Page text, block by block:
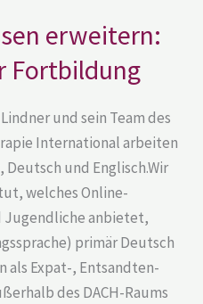
erweitern:
Fortbildung
und sein Team des
International arbeiten
und Englisch.Wir
welches Online-
Jugendliche anbietet,
primär Deutsch
als Expat-, Entsandten-
des DACH-Raums